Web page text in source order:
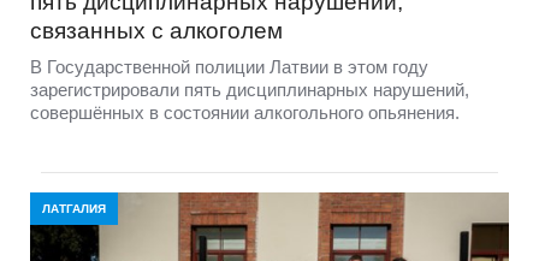
связанных с алкоголем
В Государственной полиции Латвии в этом году
зарегистрировали пять дисциплинарных нарушений,
совершённых в состоянии алкогольного опьянения.
ЛАТГАЛИЯ